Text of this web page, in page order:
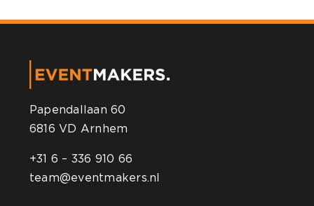
Papendallaan 60
6816 VD Arnhem
+31 6 – 336 910 66
team@eventmakers.nl